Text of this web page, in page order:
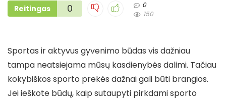
Reitingas 0
0
150
Sportas ir aktyvus gyvenimo būdas vis dažniau
tampa neatsiejama mūsų kasdienybės dalimi. Tačiau
kokybiškos sporto prekės dažnai gali būti brangios.
Jei ieškote būdų, kaip sutaupyti pirkdami sporto